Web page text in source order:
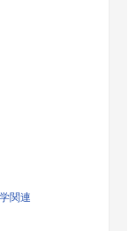
関連